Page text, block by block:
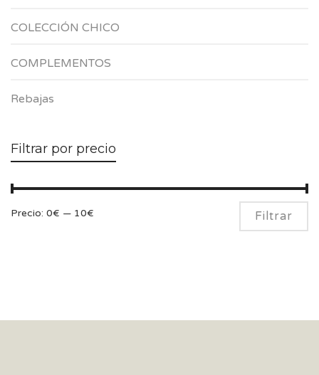
COLECCIÓN CHICO
COMPLEMENTOS
Rebajas
Filtrar por precio
Filtrar
Precio: 0€ — 10€